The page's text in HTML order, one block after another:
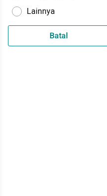
Lainnya
Batal